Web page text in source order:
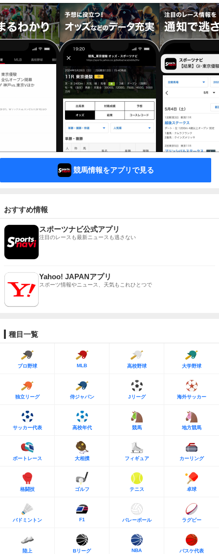
競馬情報をアプリで見る
おすすめ情報
スポーツナビ公式アプリ
注目のレースも最新ニュースも逃さない
Yahoo! JAPANアプリ
スポーツ情報やニュース、天気もこれひとつで
種目一覧
プロ野球 MLB 高校野球 大学野球
独立リーグ 侍ジャパン Jリーグ 海外サッカー
サッカー代表 高校年代 競馬 地方競馬
ボートレース 大相撲 フィギュア カーリング
格闘技 ゴルフ テニス 卓球
バドミントン F1 バレーボール ラグビー
陸上 Bリーグ NBA バスケ代表